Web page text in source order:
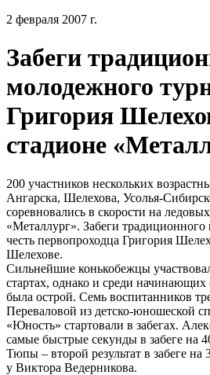
2 февраля 2007 г.
Забеги
молодежного
Григория
стадионе
200 участников нескольких
Ангарска, Шелехова, Усолья-
соревновались в скорости на
«Металлург». Забеги
честь первопроходца Григория
Шелехове.
Сильнейшие конькобежцы
стартах, однако и среди начинающих
была острой. Семь воспитанников
Переваловой из детско-юношеской
«Юность» стартовали в забегах.
самые быстрые секунды в забеге на
Тюпы – второй результат в забеге на
у Виктора Ведерникова.